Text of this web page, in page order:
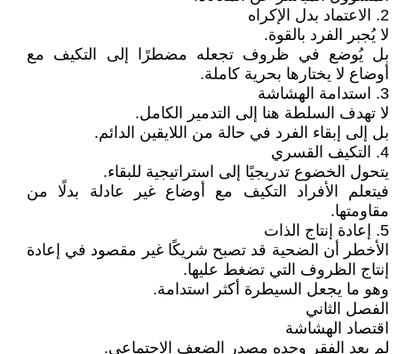
2. الاعتماد بدل الإكراه
لا يُجبر الفرد بالقوة.
بل يُوضع في ظروف تجعله مضطرًا إلى التكيف مع
أوضاع لا يختارها بحرية كاملة.
3. استدامة الهشاشة
لا تهدف السلطة هنا إلى التدمير الكامل.
بل إلى إبقاء الفرد في حالة من اللايقين الدائم.
4. التكيف القسري
يتحول الخضوع تدريجيًا إلى استراتيجية للبقاء.
فيتعلم الأفراد التكيف مع أوضاع غير عادلة بدلًا من
مقاومتها.
5. إعادة إنتاج الذات
الأخطر أن الضحية قد تصبح شريكًا غير مقصود في إعادة
إنتاج الظروف التي تضغط عليها.
وهو ما يجعل السيطرة أكثر استدامة.
الفصل الثاني
اقتصاد الهشاشة
لم يعد الفقر وحده مصدر الضعف الاجتماعي.